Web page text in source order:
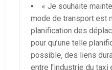
« Je souhaite
mode de transport est
planification des
pour qu’une telle
possible, des liens
entre l’industrie du